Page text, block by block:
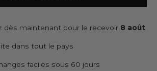
dès maintenant pour le recevoir 8 août
dans tout le pays
faciles sous 60 jours